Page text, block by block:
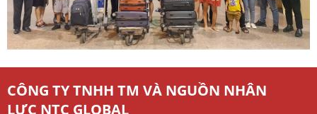
CÔNG TY TNHH TM VÀ NGUỒN NHÂN
LỰC NTC GLOBAL